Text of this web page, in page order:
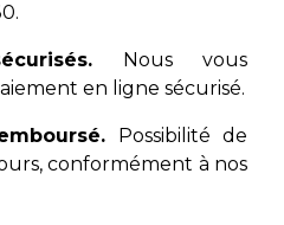
Nous vous
en ligne sécurisé.
Possibilité de
conformément à nos